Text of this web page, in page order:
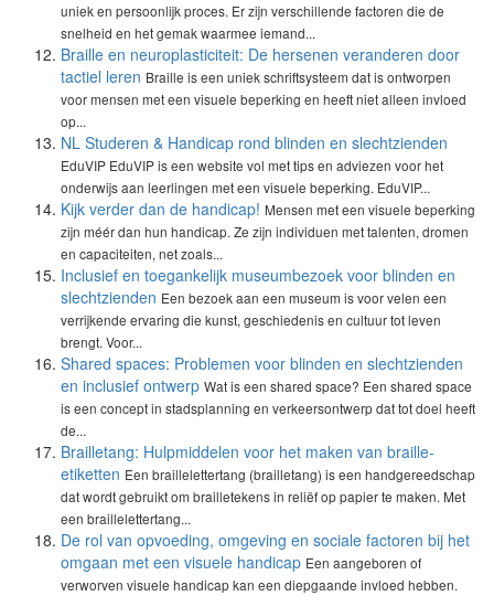
uniek en persoonlijk proces. Er zijn verschillende factoren die de
snelheid en het gemak waarmee iemand...
Braille en neuroplasticiteit: De hersenen veranderen door
tactiel leren Braille is een uniek schriftsysteem dat is ontworpen
voor mensen met een visuele beperking en heeft niet alleen invloed
op...
NL Studeren & Handicap rond blinden en slechtzienden
EduVIP EduVIP is een website vol met tips en adviezen voor het
onderwijs aan leerlingen met een visuele beperking. EduVIP...
Kijk verder dan de handicap! Mensen met een visuele beperking
zijn méér dan hun handicap. Ze zijn individuen met talenten, dromen
en capaciteiten, net zoals...
Inclusief en toegankelijk museumbezoek voor blinden en
slechtzienden Een bezoek aan een museum is voor velen een
verrijkende ervaring die kunst, geschiedenis en cultuur tot leven
brengt. Voor...
Shared spaces: Problemen voor blinden en slechtzienden
en inclusief ontwerp Wat is een shared space? Een shared space
is een concept in stadsplanning en verkeersontwerp dat tot doel heeft
de...
Brailletang: Hulpmiddelen voor het maken van braille-
etiketten Een braillelettertang (brailletang) is een handgereedschap
dat wordt gebruikt om brailletekens in reliëf op papier te maken. Met
een braillelettertang...
De rol van opvoeding, omgeving en sociale factoren bij het
omgaan met een visuele handicap Een aangeboren of
verworven visuele handicap kan een diepgaande invloed hebben.